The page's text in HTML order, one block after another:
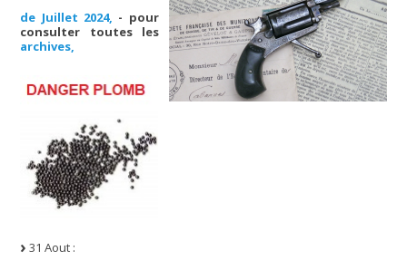
de Juillet 2024, - pour
consulter toutes les
archives,
31 Aout :